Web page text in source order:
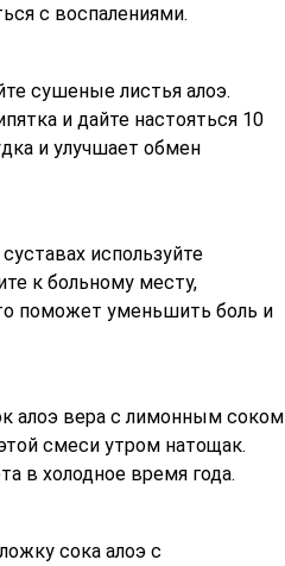
с воспалениями.
сушеные листья алоэ.
и дайте настояться 10
и улучшает обмен
используйте
к больному месту,
поможет уменьшить боль и
алоэ вера с лимонным соком
смеси утром натощак.
в холодное время года.
сока алоэ с